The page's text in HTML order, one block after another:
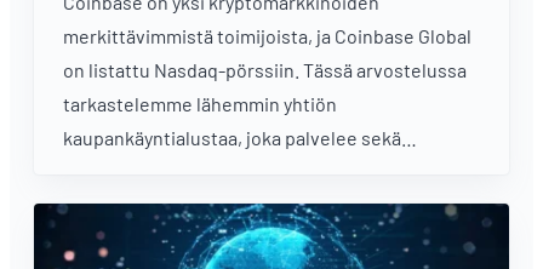
merkittävimmistä toimijoista, ja Coinbase Global
on listattu Nasdaq-pörssiin. Tässä arvostelussa
tarkastelemme lähemmin yhtiön
kaupankäyntialustaa, joka palvelee sekä